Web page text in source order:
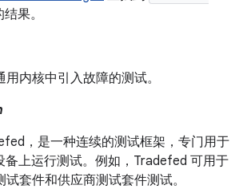
结果。
用内核中引入故障的测试。
，是一种连续的测试框架，专门用于
备上运行测试。例如，Tradefed 可用于
套件和供应商测试套件测试。